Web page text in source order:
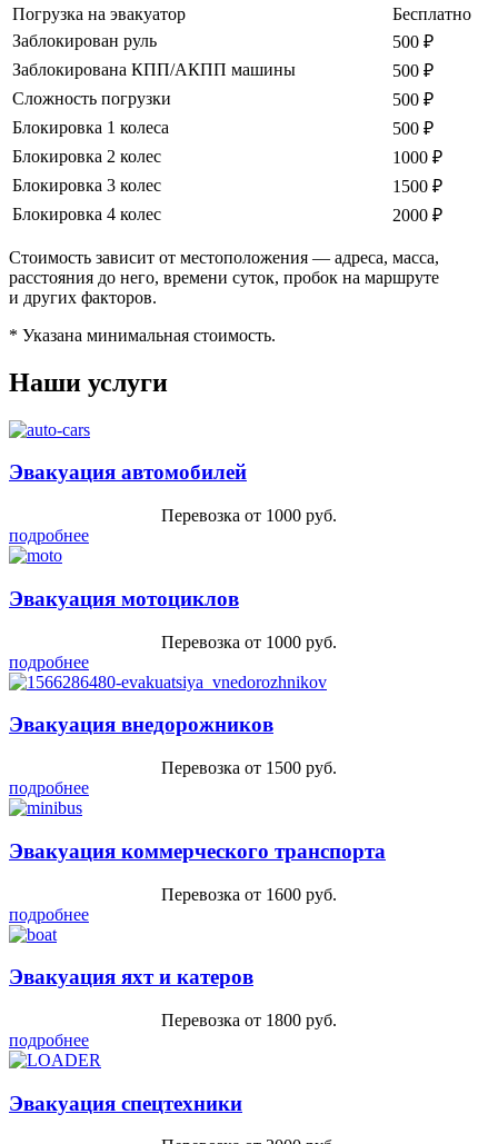
Погрузка на эвакуатор
Бесплатно
Заблокирован руль
500 ₽
Заблокирована КПП/АКПП машины
500 ₽
Сложность погрузки
500 ₽
Блокировка 1 колеса
500 ₽
Блокировка 2 колес
1000 ₽
Блокировка 3 колес
1500 ₽
Блокировка 4 колес
2000 ₽
Стоимость зависит от местоположения — адреса, масса,
расстояния до него, времени суток, пробок на маршруте
и других факторов.
* Указана минимальная стоимость.
Наши услуги
Эвакуация автомобилей
Перевозка от 1000 руб.
подробнее
Эвакуация мотоциклов
Перевозка от 1000 руб.
подробнее
Эвакуация внедорожников
Перевозка от 1500 руб.
подробнее
Эвакуация коммерческого транспорта
Перевозка от 1600 руб.
подробнее
Эвакуация яхт и катеров
Перевозка от 1800 руб.
подробнее
Эвакуация спецтехники